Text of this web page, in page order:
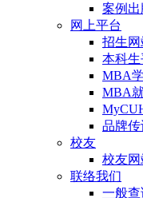
案例出
网上平台
招生
本科生
MBA
MBA
品牌传
校友
校友网
联络我们
一般查